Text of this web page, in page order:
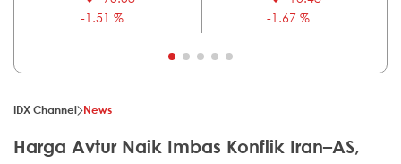
-1.51 %
-1.67 %
IDX Channel News
Harga Avtur Naik Imbas Konflik Iran–AS,